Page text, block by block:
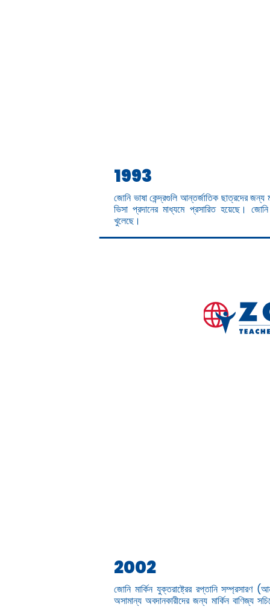
1993
জোনি ভাষা কেন্দ্রগুলি আন্তর্জাতিক ছাত্রদের জন্য
ভিসা প্রদানের মাধ্যমে প্রসারিত হয়েছে।
খুলেছে।
2002
জোনি মার্কিন যুক্তরাষ্ট্রের রপ্তানি সম্প্রসারণ
অসামান্য অবদানকারীদের জন্য মার্কিন বাণিজ্য